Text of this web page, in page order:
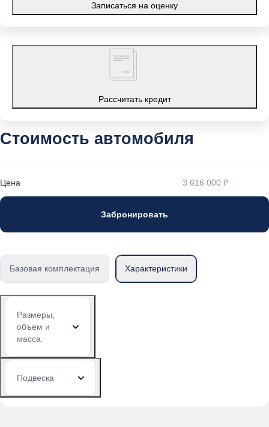
Записаться на оценку
Рассчитать кредит
Стоимость автомобиля
Цена 3 616 000 ₽
Забронировать
Базовая комплектация Характеристики
Размеры,
объем и
масса
Подвеска